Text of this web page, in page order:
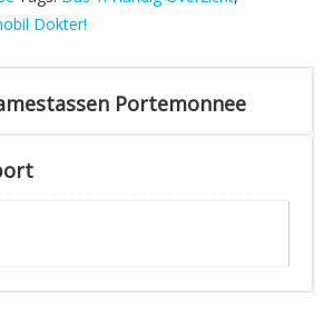
Dokter!
Portemonnee